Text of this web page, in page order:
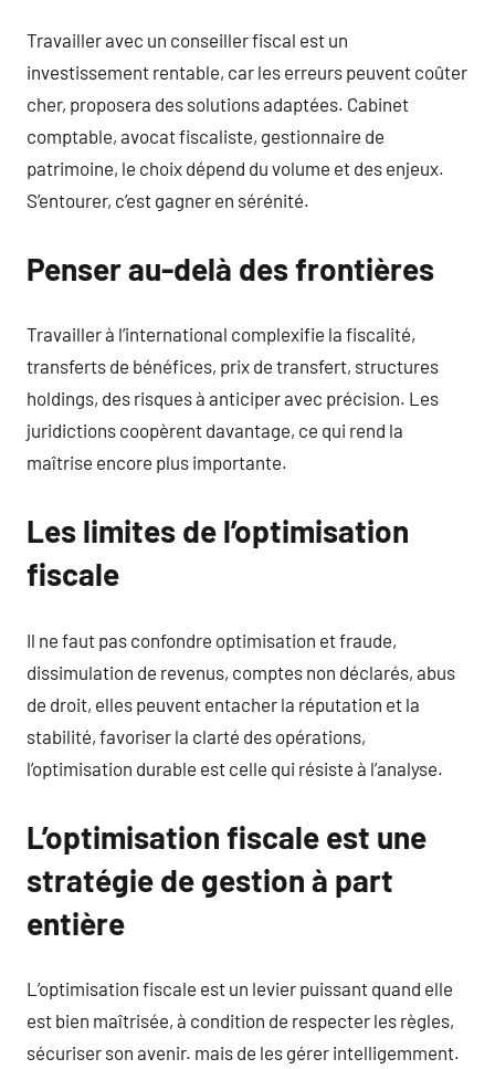
Travailler avec un conseiller fiscal est un
investissement rentable, car les erreurs peuvent coûter
cher, proposera des solutions adaptées. Cabinet
comptable, avocat fiscaliste, gestionnaire de
patrimoine, le choix dépend du volume et des enjeux.
S’entourer, c’est gagner en sérénité.
Penser au-delà des frontières
Travailler à l’international complexifie la fiscalité,
transferts de bénéfices, prix de transfert, structures
holdings, des risques à anticiper avec précision. Les
juridictions coopèrent davantage, ce qui rend la
maîtrise encore plus importante.
Les limites de l’optimisation
fiscale
Il ne faut pas confondre optimisation et fraude,
dissimulation de revenus, comptes non déclarés, abus
de droit, elles peuvent entacher la réputation et la
stabilité, favoriser la clarté des opérations,
l’optimisation durable est celle qui résiste à l’analyse.
L’optimisation fiscale est une
stratégie de gestion à part
entière
L’optimisation fiscale est un levier puissant quand elle
est bien maîtrisée, à condition de respecter les règles,
sécuriser son avenir. mais de les gérer intelligemment.